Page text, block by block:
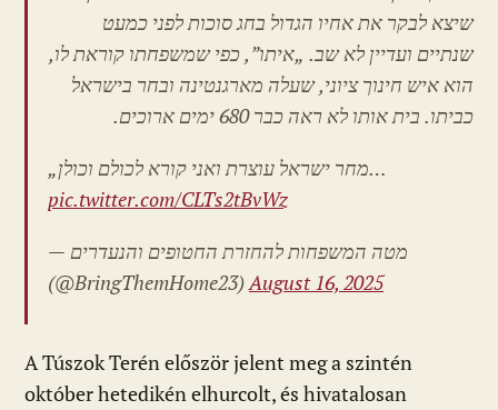
שיצא לבקר את אחיו הגדול בחג סוכות לפני כמעט
שנתיים ועדיין לא שב. „איתו”, כפי שמשפחתו קוראת לו,
הוא איש חינוך ציוני, שעלה מארגנטינה ובחר בישראל
כביתו. בית אותו לא ראה כבר 680 ימים ארוכים.
„מחר ישראל עוצרת ואני קורא לכולם וכולן…
pic.twitter.com/CLTs2tBvWz
— מטה המשפחות להחזרת החטופים והנעדרים
(@BringThemHome23)August 16, 2025
A Túszok Terén először jelent meg a szintén
október hetedikén elhurcolt, és hivatalosan